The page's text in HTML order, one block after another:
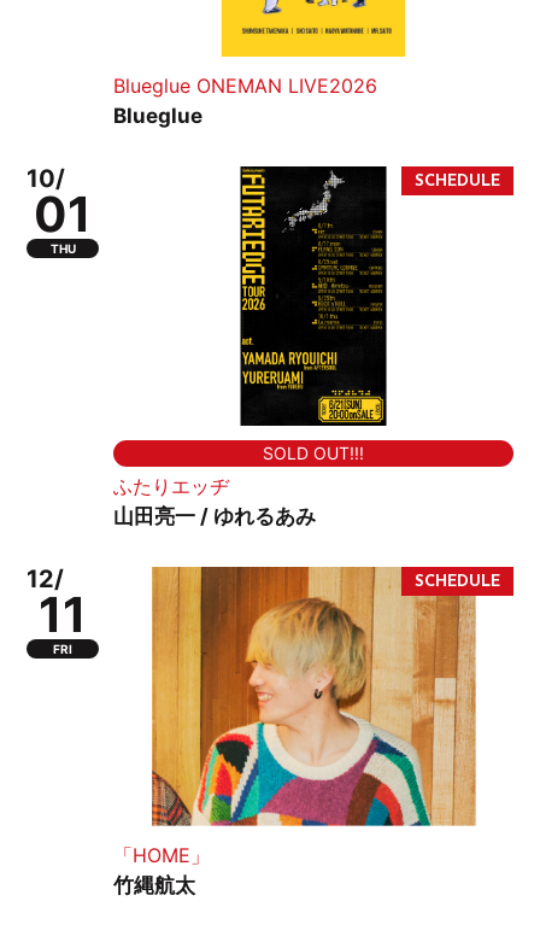
Blueglue ONEMAN LIVE2026
Blueglue
10/
01
THU
SOLD OUT!!!
ふたりエッヂ
山田亮一 / ゆれるあみ
12/
11
FRI
「HOME」
竹縄航太